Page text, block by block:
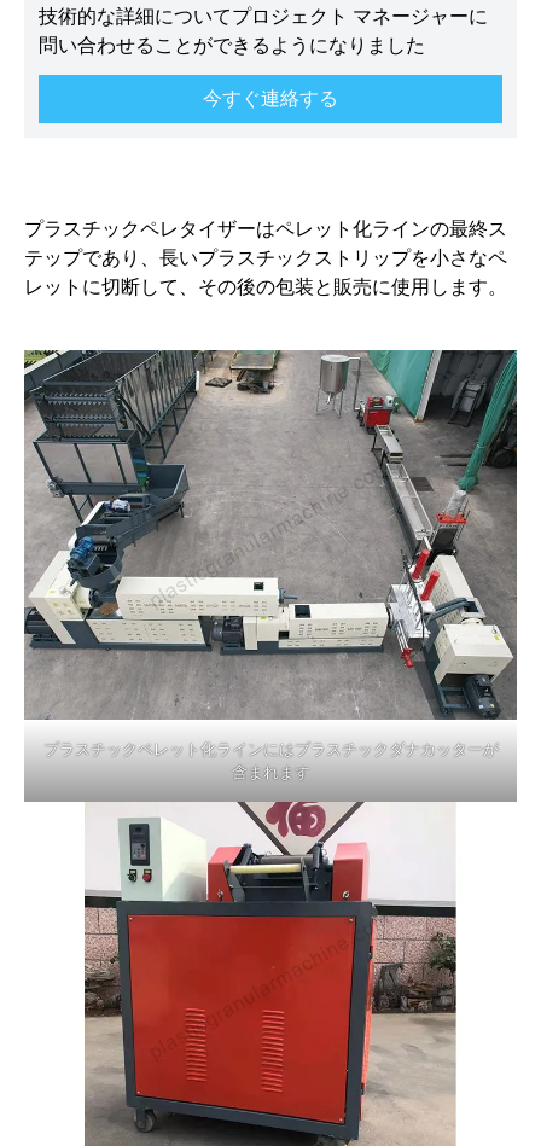
技術的な詳細についてプロジェクト マネージャーに
問い合わせることができるようになりました
今すぐ連絡する
プラスチックペレタイザーはペレット化ラインの最終ス
テップであり、長いプラスチックストリップを小さなペ
レットに切断して、その後の包装と販売に使用します。
プラスチックペレット化ラインにはプラスチックダナカッターが
含まれます